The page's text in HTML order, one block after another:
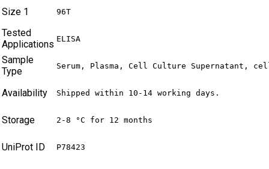
Size 1 96T
Tested
Applications ELISA
Sample
Type
Serum, Plasma, Cell Culture Supernatant,
Availability Shipped within 10-14 working days.
Storage 2-8 °C for 12 months
UniProt ID P78423